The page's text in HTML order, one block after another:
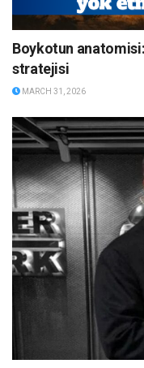
Boykotun
stratejisi
MARCH 31, 2026